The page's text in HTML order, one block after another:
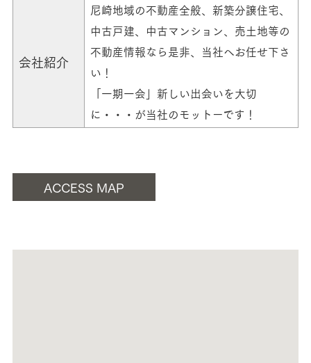
会社紹介
尼崎地域の不動産全般、新築分譲住宅、
中古戸建、中古マンション、売土地等の
不動産情報なら是非、当社へお任せ下さ
い！
「一期一会」新しい出会いを大切
に・・・が当社のモットーです！
ACCESS MAP